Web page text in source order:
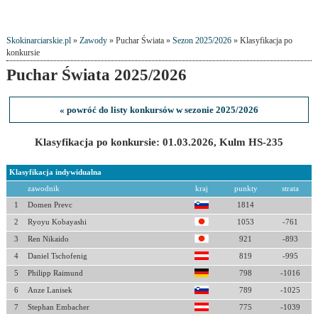
Skokinarciarskie.pl» Zawody» Puchar Świata » Sezon 2025/2026» Klasyfikacja po
konkursie
Puchar Świata 2025/2026
« powróć do listy konkursów w sezonie 2025/2026
Klasyfikacja po konkursie: 01.03.2026, Kulm HS-235
Klasyfikacja indywidualna
zawodnik kraj punkty strata
1 Domen Prevc 1814
2 Ryoyu Kobayashi 1053 -761
3 Ren Nikaido 921 -893
4 Daniel Tschofenig 819 -995
5 Philipp Raimund 798 -1016
6 Anze Lanisek 789 -1025
7 Stephan Embacher 775 -1039